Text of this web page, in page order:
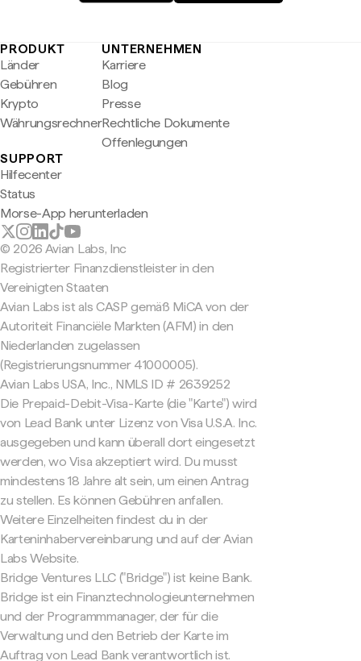
PRODUKT
Länder
Gebühren
Krypto
Währungsrechner
UNTERNEHMEN
Karriere
Blog
Presse
Rechtliche Dokumente
Offenlegungen
SUPPORT
Hilfecenter
Status
Morse-App herunterladen
© 2026 Avian Labs, Inc
Registrierter Finanzdienstleister in den
Vereinigten Staaten
Avian Labs ist als CASP gemäß MiCA von der
Autoriteit Financiële Markten (AFM) in den
Niederlanden zugelassen
(Registrierungsnummer 41000005).
Avian Labs USA, Inc., NMLS ID # 2639252
Die Prepaid-Debit-Visa-Karte (die "Karte") wird
von Lead Bank unter Lizenz von Visa U.S.A. Inc.
ausgegeben und kann überall dort eingesetzt
werden, wo Visa akzeptiert wird. Du musst
mindestens 18 Jahre alt sein, um einen Antrag
zu stellen. Es können Gebühren anfallen.
Weitere Einzelheiten findest du in der
Karteninhabervereinbarung und auf der Avian
Labs Website.
Bridge Ventures LLC ("Bridge") ist keine Bank.
Bridge ist ein Finanztechnologieunternehmen
und der Programmmanager, der für die
Verwaltung und den Betrieb der Karte im
Auftrag von Lead Bank verantwortlich ist.